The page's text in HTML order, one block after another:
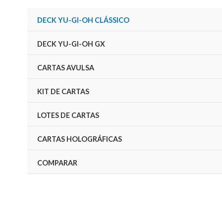
DECK YU-GI-OH CLÁSSICO
DECK YU-GI-OH GX
CARTAS AVULSA
KIT DE CARTAS
LOTES DE CARTAS
CARTAS HOLOGRÁFICAS
COMPARAR
r
e
o
m
i